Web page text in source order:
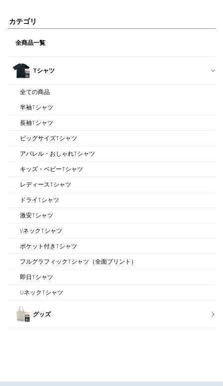
カテゴリ
全商品一覧
Tシャツ
全ての商品
半袖Tシャツ
長袖Tシャツ
ビッグサイズTシャツ
アパレル・おしゃれTシャツ
キッズ・ベビーTシャツ
レディースTシャツ
ドライTシャツ
激安Tシャツ
VネックTシャツ
ポケット付きTシャツ
フルグラフィックTシャツ（全面プリント）
即日Tシャツ
UネックTシャツ
グッズ